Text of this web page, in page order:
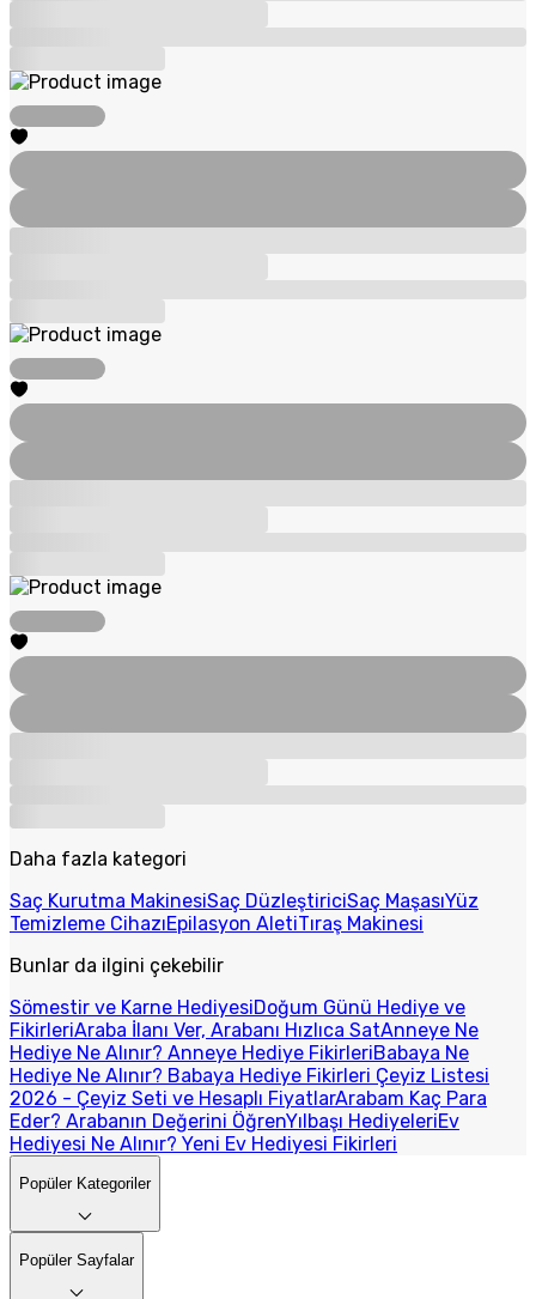
Daha fazla kategori
Saç Kurutma MakinesiSaç DüzleştiriciSaç MaşasıYüz
Temizleme CihazıEpilasyon AletiTıraş Makinesi
Bunlar da ilgini çekebilir
Sömestir ve Karne HediyesiDoğum Günü Hediye ve
FikirleriAraba İlanı Ver, Arabanı Hızlıca SatAnneye Ne
Hediye Ne Alınır? Anneye Hediye FikirleriBabaya Ne
Hediye Ne Alınır? Babaya Hediye Fikirleri Çeyiz Listesi
2026 - Çeyiz Seti ve Hesaplı FiyatlarArabam Kaç Para
Eder? Arabanın Değerini ÖğrenYılbaşı HediyeleriEv
Hediyesi Ne Alınır? Yeni Ev Hediyesi Fikirleri
Popüler Kategoriler
Popüler Sayfalar